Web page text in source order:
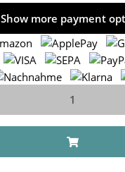
Show more payment